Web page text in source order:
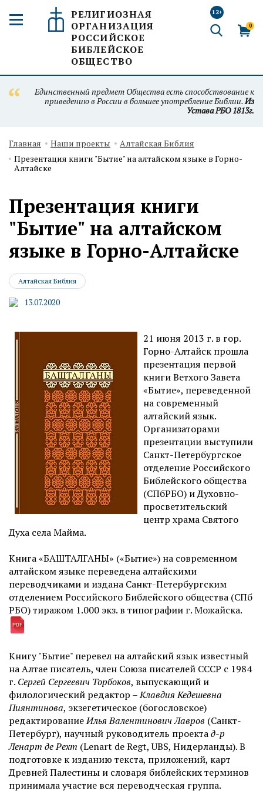
РЕЛИГИОЗНАЯ
ОРГАНИЗАЦИЯ
РОССИЙСКОЕ
БИБЛЕЙСКОЕ
ОБЩЕСТВО
12+
0
Единственный предмет Общества есть способствование к
приведению в России в большее употребление Библии.Из
Устава РБО 1813г.
Главная Наши проекты
Алтайская Библия
Презентация книги "Бытие" на алтайском языке в Горно-
Алтайске
Презентация книги
"Бытие" на алтайском
языке в Горно-Алтайске
Алтайская Библия
13.07.2020
21 июня 2013 г. в гор.
Горно-Алтайск прошла
презентация первой
книги Ветхого Завета
«Бытие», переведенной
на современный
алтайский язык.
Организаторами
презентации выступили
Санкт-Петербургское
отделение Российского
Библейского общества
(СПбРБО) и Духовно-
просветительский
центр храма Святого
Духа села Майма.
Книга «БАШТАЛГАНЫ» («Бытие») на современном
алтайском языке переведена алтайскими
переводчиками и издана Санкт-Петербургским
отделением Российского Библейского общества (СПб
РБО) тиражом 1.000 экз. в типографии г. Можайска.
Книгу "Бытие" перевел на алтайский язык известный
на Алтае писатель, член Союза писателей СССР с 1984
г. Сергей Сергеевич Торбоков, выпускающий и
филологический редактор –Клавдия Кедешевна
Пиянтинова, экзегетическое (богословское)
редактированиеИлья Валентинович Лавров (Санкт-
Петербург), научный руководитель проектад-р
Ленарт де Рехт (Lenart de Regt, UBS, Нидерланды). В
подготовке к изданию текста, приложений, карт
Древней Палестины и словаря библейских терминов
принимала участие вся переводческая группа.